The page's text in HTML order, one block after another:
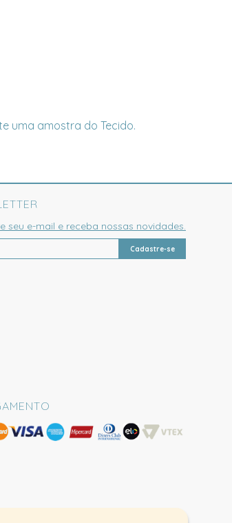
uma amostra do Tecido.
seu e-mail e receba nossas novidades.
Cadastre-se